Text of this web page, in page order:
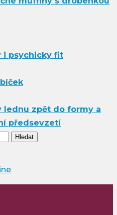
i psychicky fit
lednu zpět do formy a
předsevzetí